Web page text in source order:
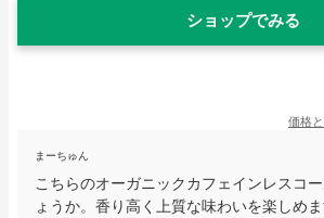
ショップでみる
価格
まーちゅん
こちらのオーガニックカフェインレスコ
ょうか。香り高く上質な味わいを楽しめ